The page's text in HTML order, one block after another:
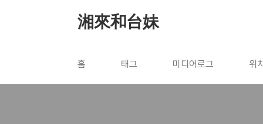
湘來和台妹
홈 태그 미디어로그 위